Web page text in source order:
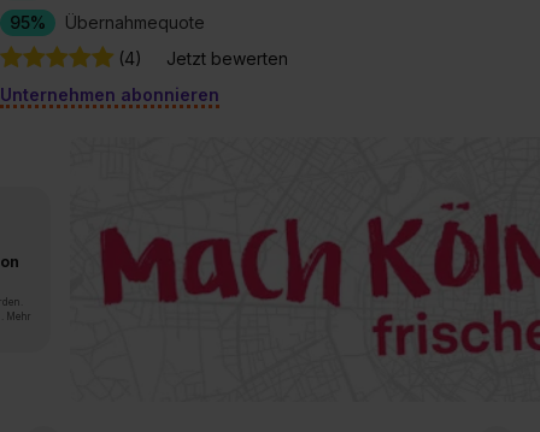
95%
Übernahmequote
(4)
Jetzt bewerten
Unternehmen abonnieren
Mehr